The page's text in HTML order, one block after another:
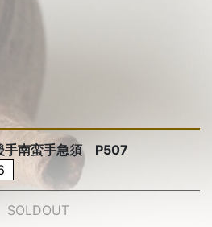
手南蛮手急須 P507
SOLDOUT